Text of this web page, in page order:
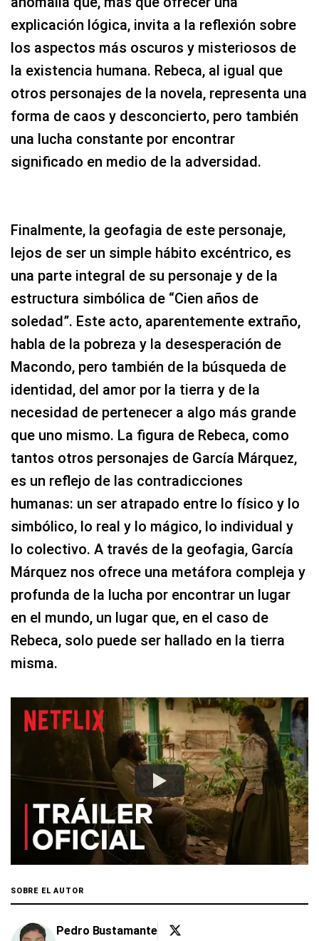
explicación lógica, invita a la reflexión sobre
los aspectos más oscuros y misteriosos de
la existencia humana. Rebeca, al igual que
otros personajes de la novela, representa una
forma de caos y desconcierto, pero también
una lucha constante por encontrar
significado en medio de la adversidad.
Finalmente, la geofagia de este personaje,
lejos de ser un simple hábito excéntrico, es
una parte integral de su personaje y de la
estructura simbólica de “Cien años de
soledad”. Este acto, aparentemente extraño,
habla de la pobreza y la desesperación de
Macondo, pero también de la búsqueda de
identidad, del amor por la tierra y de la
necesidad de pertenecer a algo más grande
que uno mismo. La figura de Rebeca, como
tantos otros personajes de García Márquez,
es un reflejo de las contradicciones
humanas: un ser atrapado entre lo físico y lo
simbólico, lo real y lo mágico, lo individual y
lo colectivo. A través de la geofagia, García
Márquez nos ofrece una metáfora compleja y
profunda de la lucha por encontrar un lugar
en el mundo, un lugar que, en el caso de
Rebeca, solo puede ser hallado en la tierra
misma.
SOBRE EL AUTOR
Pedro Bustamante